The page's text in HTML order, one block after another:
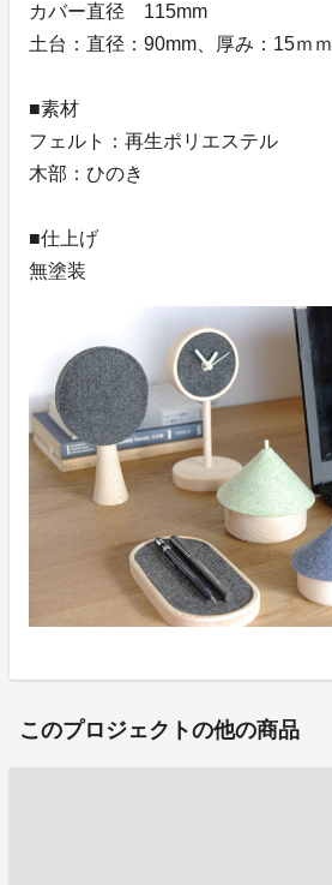
カバー直径 115mm
土台：直径：90mm、厚み：15ｍｍ
■素材
フェルト：再生ポリエステル
木部：ひのき
■仕上げ
無塗装
このプロジェクトの他の商品